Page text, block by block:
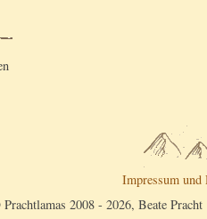
Impressum und
2008 - 2026, Beate Pracht